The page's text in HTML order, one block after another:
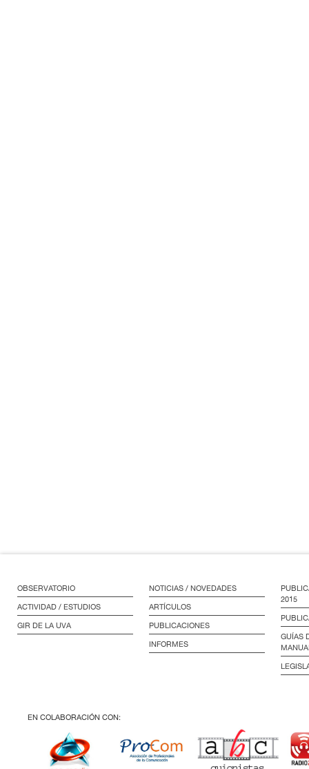
OBSERVATORIO
ACTIVIDAD / ESTUDIOS
GIR DE LA UVA
NOTICIAS / NOVEDADES
ARTÍCULOS
PUBLICACIONES
INFORMES
2015
GUÍAS
EN COLABORACIÓN CON: